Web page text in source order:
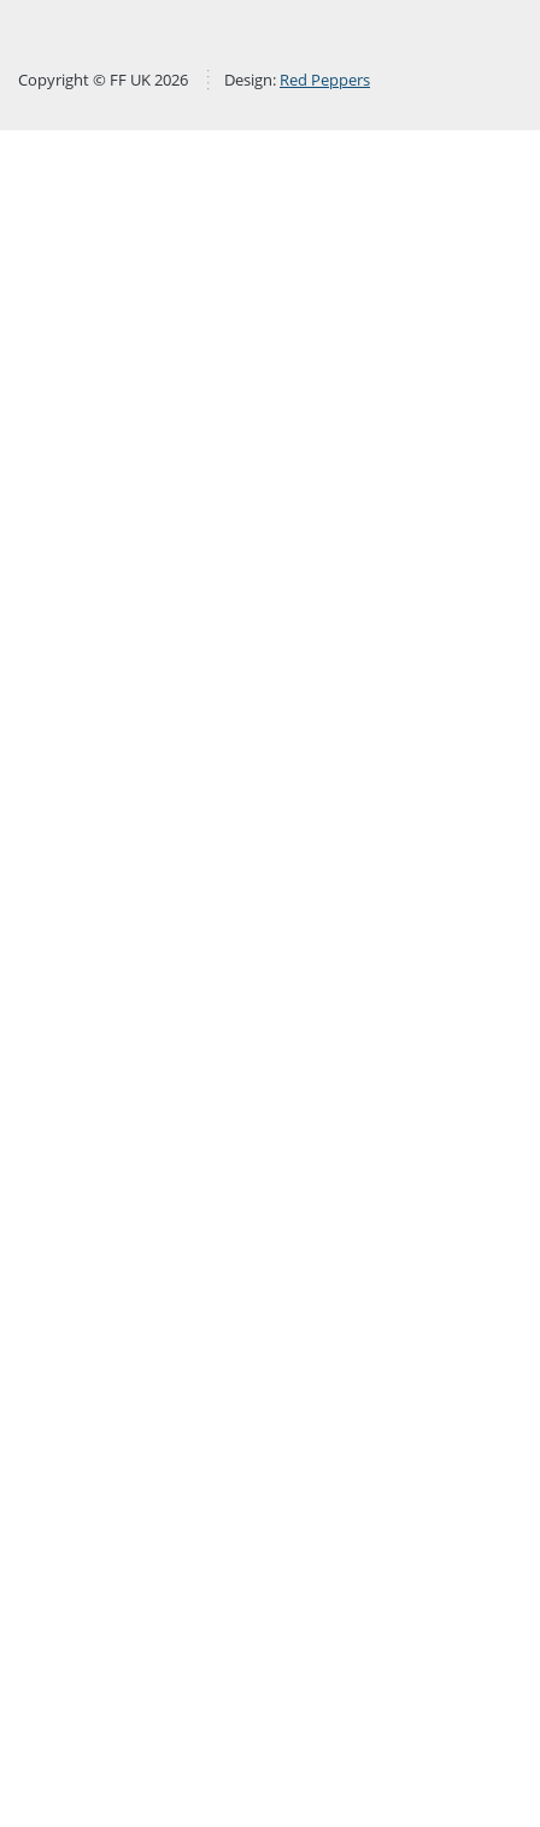
Copyright © FF UK 2026 Design: Red Peppers